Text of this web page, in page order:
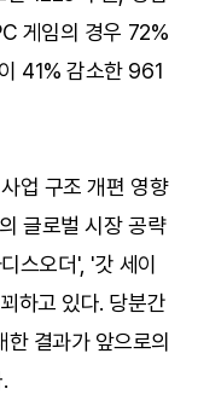
게임의 경우 72%
41% 감소한 961
업 구조 개편 영향
글로벌 시장 공략
스오더', '갓 세이
하고 있다. 당분간
결과가 앞으로의